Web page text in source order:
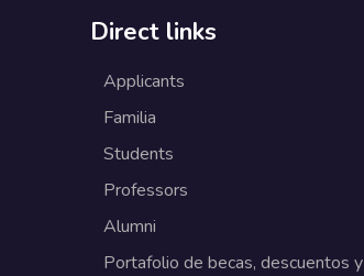
Direct links
Applicants
Familia
Students
Professors
Alumni
Portafolio de becas, descuentos y